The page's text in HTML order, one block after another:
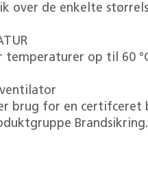
over de enkelte
temperaturer op til 60
brug for en certifceret
Brandsikring.